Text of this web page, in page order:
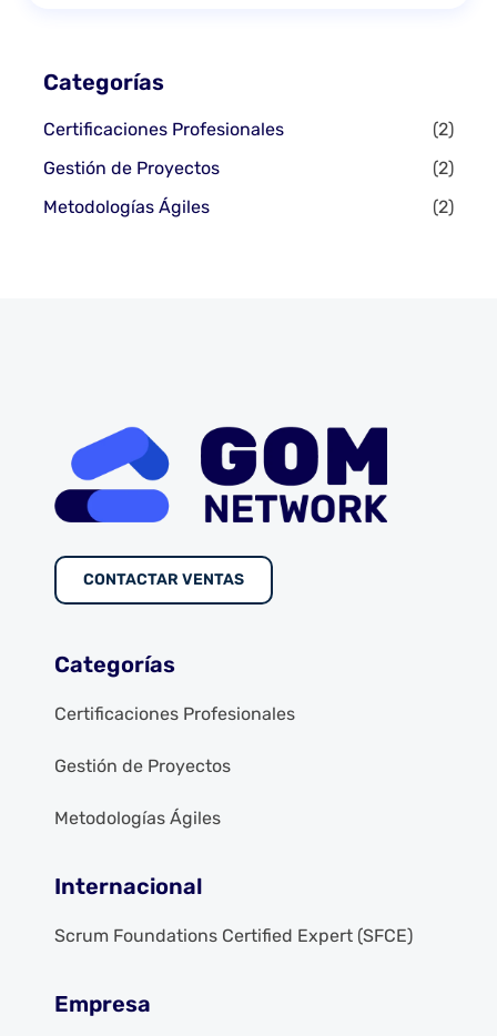
Categorías
Certificaciones Profesionales
(2)
Gestión de Proyectos
(2)
Metodologías Ágiles
(2)
CONTACTAR VENTAS
Categorías
Certificaciones Profesionales
Gestión de Proyectos
Metodologías Ágiles
Internacional
Scrum Foundations Certified Expert (SFCE)
Empresa